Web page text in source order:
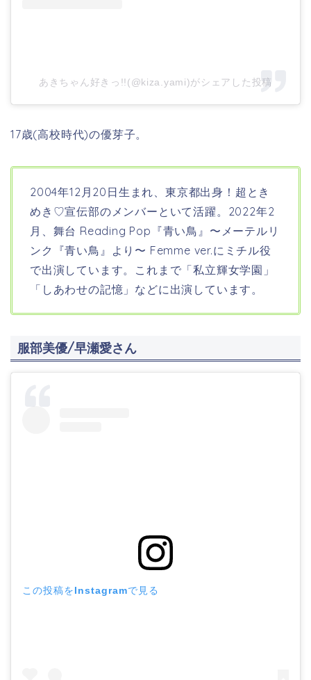
あきちゃん好きっ!!(@kiza.yami)がシェアした投稿
17歳(高校時代)の優芽子。
2004年12月20日生まれ、東京都出身！超とき
めき♡宣伝部のメンバーといて活躍。2022年2
月、舞台 Reading Pop『青い鳥』〜メーテルリ
ンク『青い鳥』より〜 Femme ver.にミチル役
で出演しています。これまで「私立輝女学園」
「しあわせの記憶」などに出演しています。
服部美優/早瀬愛さん
この投稿をInstagramで見る